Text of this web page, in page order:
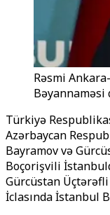
Rəsmi
Türkiyə
Azərbaycan
Bayramov və
Boçorişvili
Gürcüstan
İclasında İstanbul